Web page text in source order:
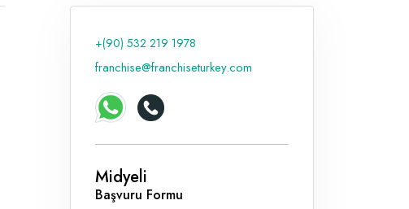
Hakkımızda+(90) 532 219 1978
franchise@franchiseturkey.com
Midyeli
Başvuru Formu